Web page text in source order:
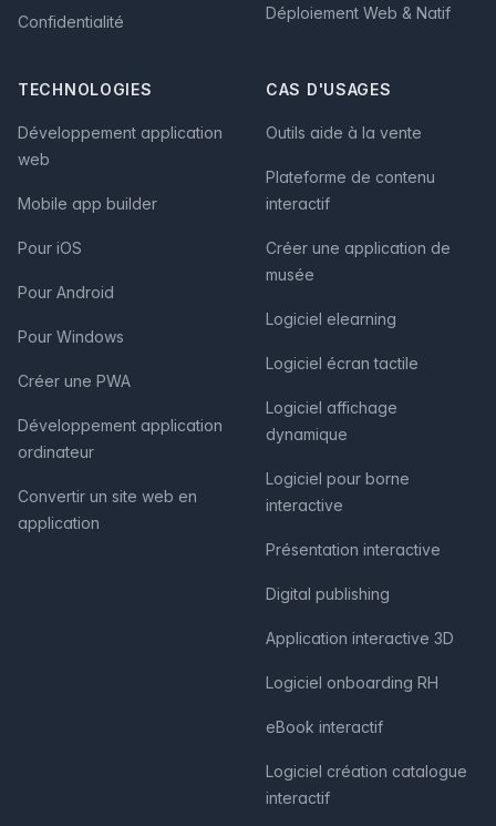
Confidentialité Déploiement Web & Natif
TECHNOLOGIES
Développement application
web
Mobile app builder
Pour iOS
Pour Android
Pour Windows
Créer une PWA
Développement application
ordinateur
Convertir un site web en
application
CAS D'USAGES
Outils aide à la vente
Plateforme de contenu
interactif
Créer une application de
musée
Logiciel elearning
Logiciel écran tactile
Logiciel affichage
dynamique
Logiciel pour borne
interactive
Présentation interactive
Digital publishing
Application interactive 3D
Logiciel onboarding RH
eBook interactif
Logiciel création catalogue
interactif